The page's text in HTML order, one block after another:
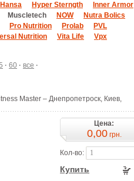
Hansa Hyper Sterngth
Inner Armor
Muscletech NOW
Nutra Bolics
Pro Nutrition Prolab
PVL
Nutrition Vita Life
Vpx
· 60 · все ·
Master – Днепропетроск, Киев,
Цена:
0,00грн.
Кол-во:
Купить